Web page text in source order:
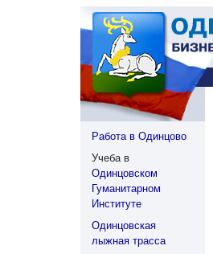
Работа в Одинцово
Учеба в
Одинцовском
Гуманитарном
Институте
Одинцовская
лыжная трасса